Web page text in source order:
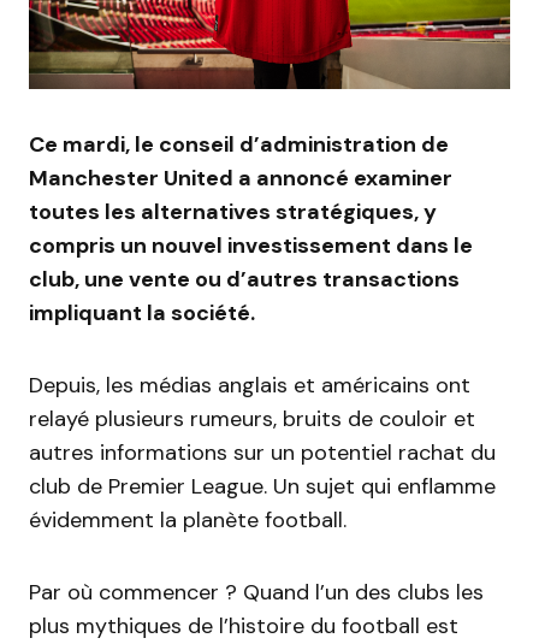
Ce mardi, le conseil d’administration de
Manchester United a annoncé examiner
toutes les alternatives stratégiques, y
compris un nouvel investissement dans le
club, une vente ou d’autres transactions
impliquant la société.
Depuis, les médias anglais et américains ont
relayé plusieurs rumeurs, bruits de couloir et
autres informations sur un potentiel rachat du
club de Premier League. Un sujet qui enflamme
évidemment la planète football.
Par où commencer ? Quand l’un des clubs les
plus mythiques de l’histoire du football est